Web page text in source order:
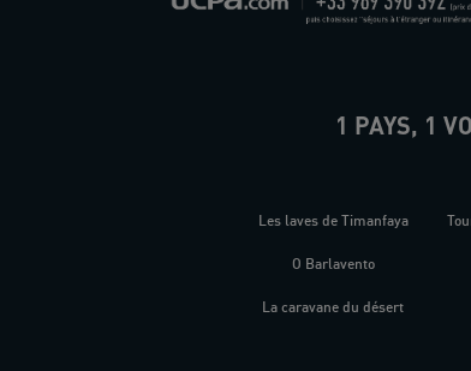
1 PAYS, 1
Les laves de Timanfaya
O Barlavento
La caravane du désert